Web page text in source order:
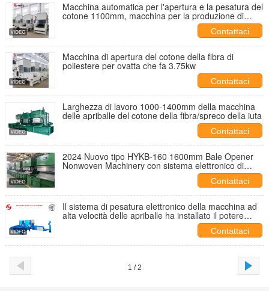
Macchina automatica per l'apertura e la pesatura del
cotone 1100mm, macchina per la produzione di
feltro per la fabbricazione di tappeti 200kg/H
Contattaci
Macchina di apertura del cotone della fibra di
poliestere per ovatta che fa 3.75kw
Contattaci
Larghezza di lavoro 1000-1400mm della macchina
delle apriballe del cotone della fibra/spreco della iuta
Contattaci
2024 Nuovo tipo HYKB-160 1600mm Bale Opener
Nonwoven Machinery con sistema elettronico di
Contattaci
Il sistema di pesatura elettronico della macchina ad
alta velocità delle apriballe ha installato il potere
Contattaci
1 / 2